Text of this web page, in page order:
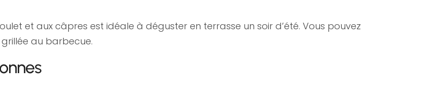
et aux câpres est idéale à déguster en terrasse un soir d’été. Vous pouvez
au barbecue.